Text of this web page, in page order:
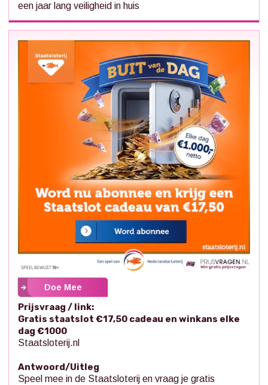
een jaar lang veiligheid in huis
Doe Mee
Prijsvraag / link:
Gratis staatslot €17,50 cadeau en winkans elke
dag €1000
Staatsloterij.nl
Antwoord/Uitleg
Speel mee in de Staatsloterij en vraag je gratis